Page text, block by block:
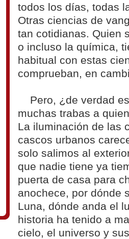
todos los días, todas
Otras ciencias de
tan cotidianas. Quien
o incluso la química,
habitual con estas
comprueban, en
Pero, ¿de verdad
muchas trabas a
La iluminación de las
cascos urbanos
solo salimos al
que nadie tiene ya
puerta de casa para
anochece, por dónde
Luna, dónde anda el
historia ha tenido a
cielo, el universo y